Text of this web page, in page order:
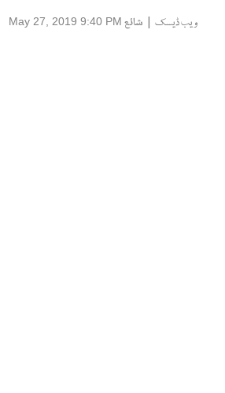
ویب ڈیسک | شائع May 27, 2019 9:40 PM